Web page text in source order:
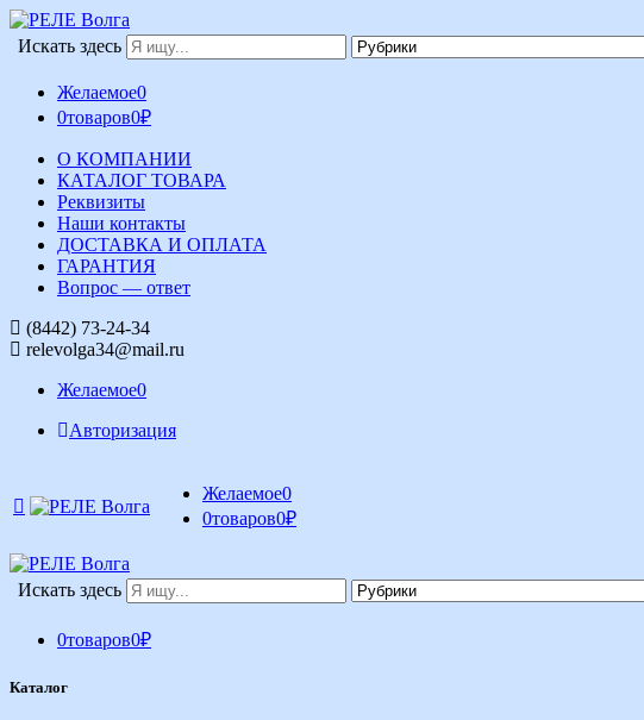
Искать здесь
Желаемое0
0товаров0₽
О КОМПАНИИ
КАТАЛОГ ТОВАРА
Реквизиты
Наши контакты
ДОСТАВКА И ОПЛАТА
ГАРАНТИЯ
Вопрос — ответ
(8442) 73-24-34
relevolga34@mail.ru
Желаемое0
Авторизация
Желаемое0
0товаров0₽
Искать здесь
0товаров0₽
Каталог